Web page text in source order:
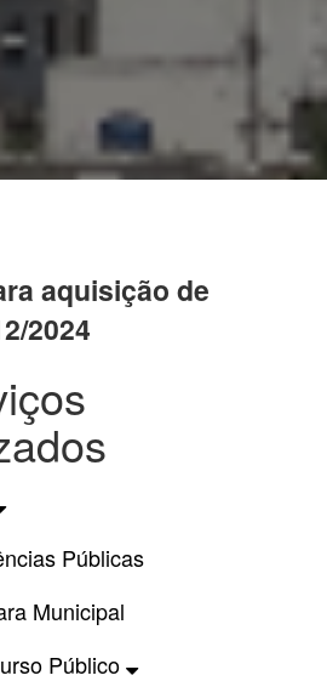
aquisição de
2024
Públicas
Municipal
Público